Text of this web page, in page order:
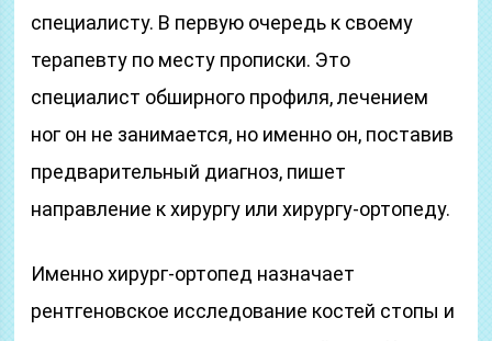
специалисту. В первую очередь к своему
терапевту по месту прописки. Это
специалист обширного профиля, лечением
ног он не занимается, но именно он, поставив
предварительный диагноз, пишет
направление к хирургу или хирургу-ортопеду.
Именно хирург-ортопед назначает
рентгеновское исследование костей стопы и